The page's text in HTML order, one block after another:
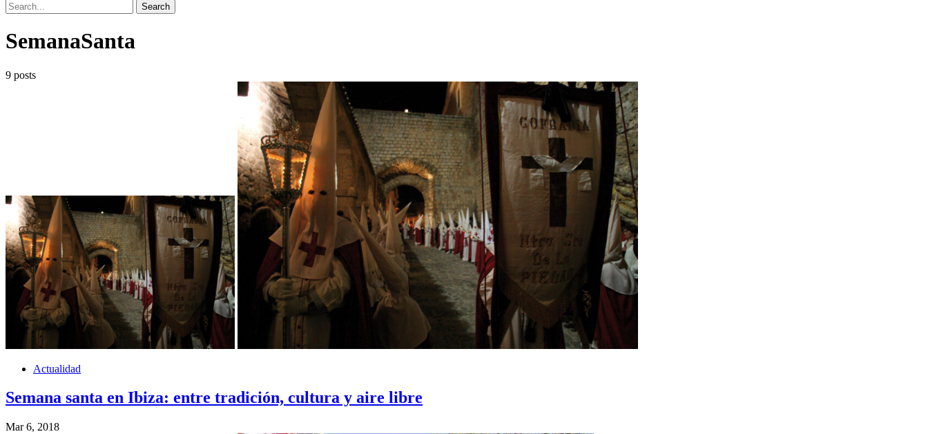
Search
SemanaSanta
9 posts
Actualidad
Semana santa en Ibiza: entre tradición, cultura y aire libre
Mar 6, 2018